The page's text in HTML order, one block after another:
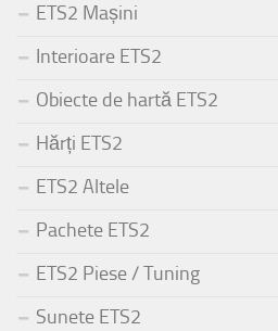
ETS2 Mașini
Interioare ETS2
Obiecte de hartă ETS2
Hărți ETS2
ETS2 Altele
Pachete ETS2
ETS2 Piese / Tuning
Sunete ETS2